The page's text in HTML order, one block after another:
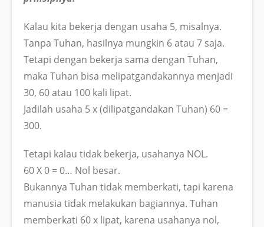
Kalau kita bekerja dengan usaha 5, misalnya.
Tanpa Tuhan, hasilnya mungkin 6 atau 7 saja.
Tetapi dengan bekerja sama dengan Tuhan,
maka Tuhan bisa melipatgandakannya menjadi
30, 60 atau 100 kali lipat.
Jadilah usaha 5 x (dilipatgandakan Tuhan) 60 =
300.
Tetapi kalau tidak bekerja, usahanya NOL.
60 X 0 = 0… Nol besar.
Bukannya Tuhan tidak memberkati, tapi karena
manusia tidak melakukan bagiannya. Tuhan
memberkati 60 x lipat, karena usahanya nol,